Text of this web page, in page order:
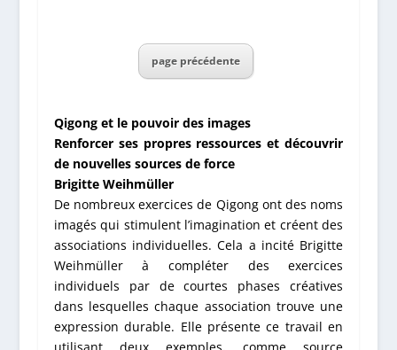
page précédente
Qigong et le pouvoir des images
Renforcer ses propres ressources et découvrir
de nouvelles sources de force
Brigitte Weihmüller
De nombreux exercices de Qigong ont des noms
imagés qui stimulent l’imagination et créent des
associations individuelles. Cela a incité Brigitte
Weihmüller à compléter des exercices
individuels par de courtes phases créatives
dans lesquelles chaque association trouve une
expression durable. Elle présente ce travail en
utilisant deux exemples, comme source